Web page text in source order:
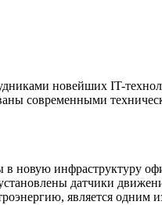
новейших IT-
современными
новую инфраструктуру
датчики
является